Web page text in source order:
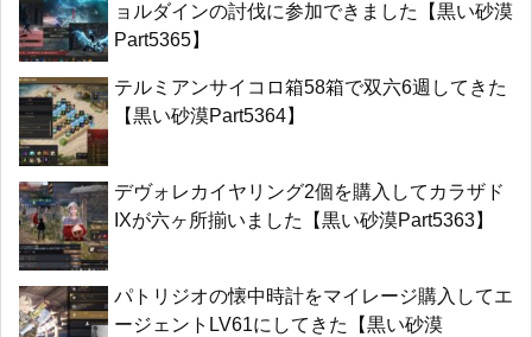
ョルダインの討伐に参加できました【黒い砂漠
Part5365】
テルミアンサイコロ箱58箱で双六6週してきた
【黒い砂漠Part5364】
デヴォレカイヤリング2個を購入してカラザド
IXが六ヶ所揃いました【黒い砂漠Part5363】
パトリジオの懐中時計をマイレージ購入してエ
ージェントLV61にしてきた【黒い砂漠